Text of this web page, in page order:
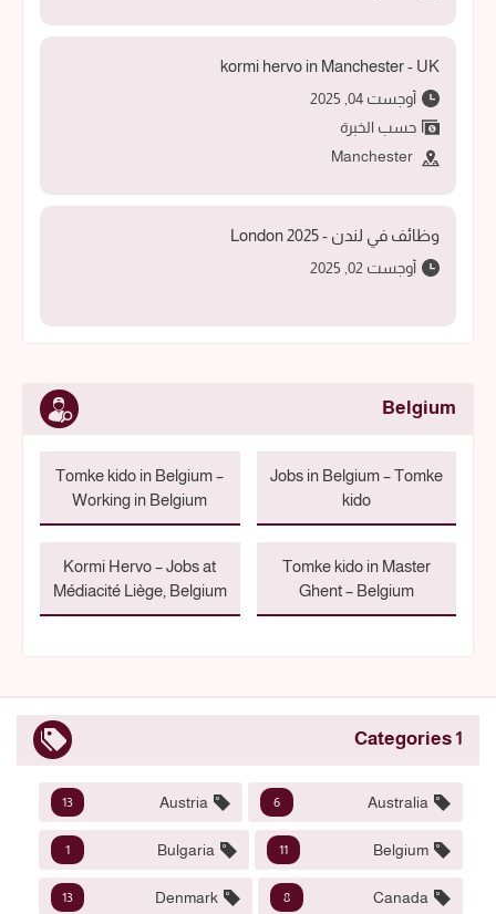
kormi hervo in Manchester - UK
أوجست 04, 2025
حسب الخبرة
وظائف في لندن - 2025 London
أوجست 02, 2025
Belgium
Jobs in Belgium – Tomke
kido
Tomke kido in Belgium –
Working in Belgium
Tomke kido in Master
Ghent – Belgium
Kormi Hervo – Jobs at
Médiacité Liège, Belgium
1 Categories
Australia
6
Austria
13
Belgium
11
Bulgaria
1
Canada
8
Denmark
13